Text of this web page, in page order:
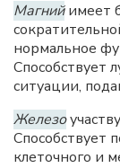
Магнийимеет
нормальное
Способствует
ситуации,
Железо
Способствует
клеточного и